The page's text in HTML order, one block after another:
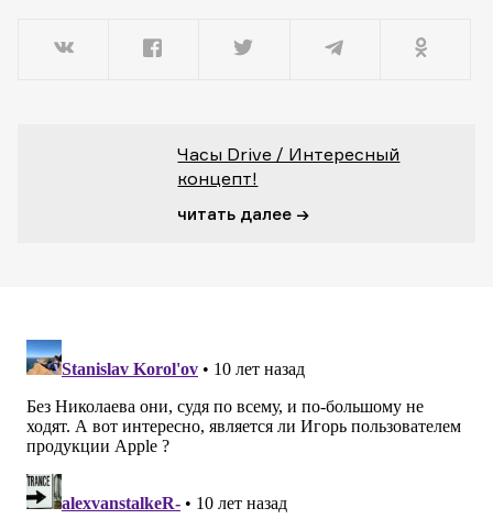
Часы Drive / Интересный
концепт!
читать далее →